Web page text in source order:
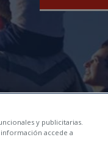
y publicitarias.
accede a